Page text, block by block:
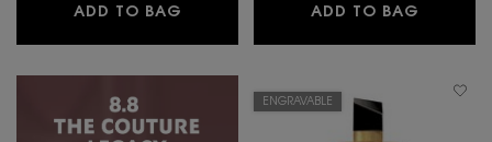
ADD TO BAG LIBRE EAU DE PARFUMADD TO BAG
ENGRAVABLE